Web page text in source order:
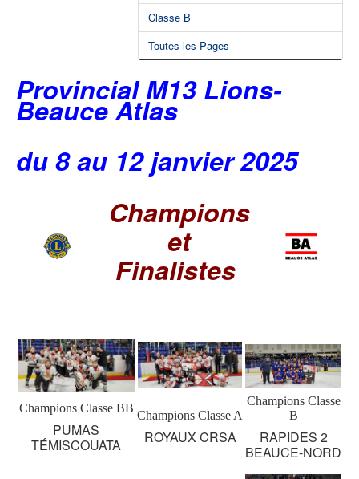
Classe B
Toutes les Pages
Provincial M13 Lions-
Beauce Atlas
du 8 au 12 janvier 2025
Champions
et
Finalistes
Champions Classe BB
PUMAS
TÉMISCOUATA
Champions Classe A
ROYAUX CRSA
Champions Classe
B
RAPIDES 2
BEAUCE-NORD